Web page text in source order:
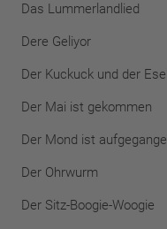
Das Lummerlandlied
Dere Geliyor
Der Kuckuck und der Esel
Der Mai ist gekommen
Der Mond ist
Der Ohrwurm
Der Sitz-Boogie-Woogie